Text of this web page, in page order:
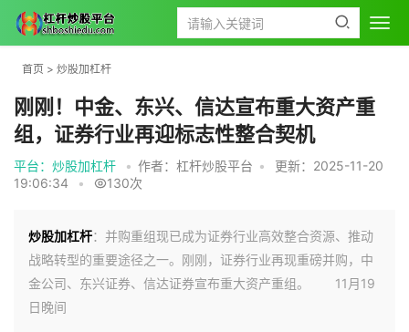
首页 > 炒股加杠杆
刚刚！中金、东兴、信达宣布重大资产重
组，证券行业再迎标志性整合契机
平台：炒股加杠杆 • 作者：杠杆炒股平台 •
更新：2025-11-20
19:06:34
• 130次
炒股加杠杆：并购重组现已成为证券行业高效整合资源、推动
战略转型的重要途径之一。刚刚，证券行业再现重磅并购，中
金公司、东兴证券、信达证券宣布重大资产重组。 11月19
日晚间